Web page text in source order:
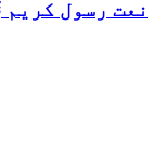
نعت رسول